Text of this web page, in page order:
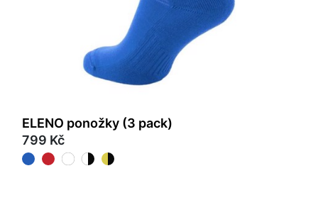
ELENO ponožky (3 pack)
799 Kč